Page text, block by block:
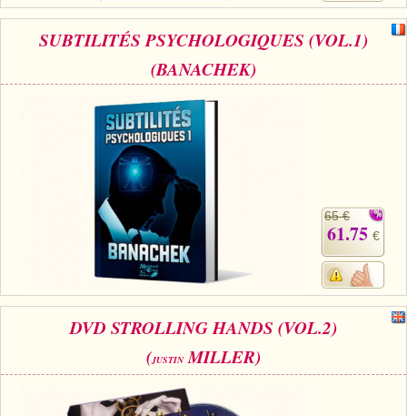
SUBTILITÉS PSYCHOLOGIQUES (VOL.1)
(BANACHEK)
65 €
61.75 €
DVD STROLLING HANDS (VOL.2)
(JUSTINMILLER)